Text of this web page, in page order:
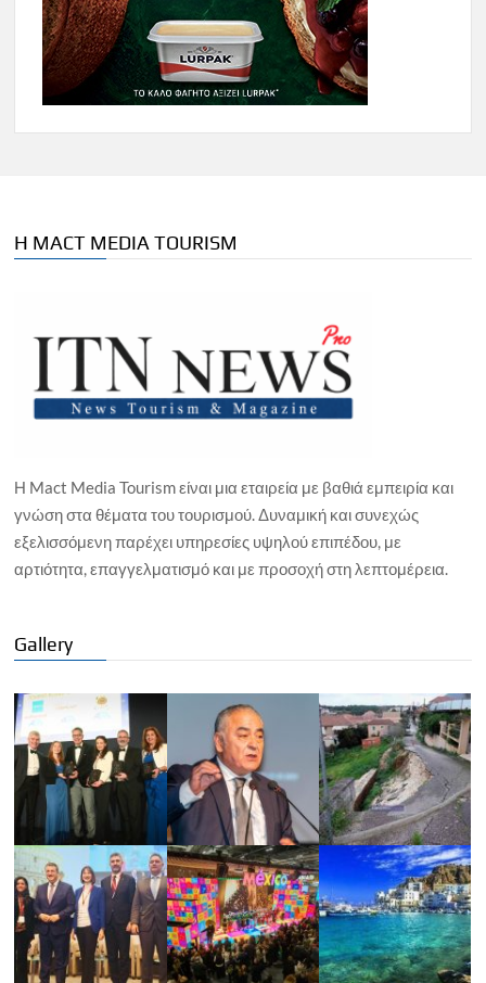
Η MACT MEDIA TOURISM
Η Mact Media Tourism είναι μια εταιρεία με βαθιά εμπειρία και
γνώση στα θέματα του τουρισμού. Δυναμική και συνεχώς
εξελισσόμενη παρέχει υπηρεσίες υψηλού επιπέδου, με
αρτιότητα, επαγγελματισμό και με προσοχή στη λεπτομέρεια.
Gallery